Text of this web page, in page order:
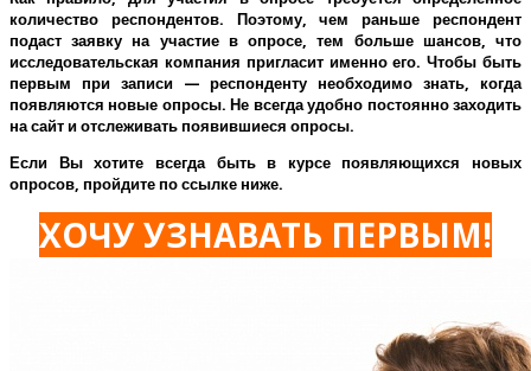
количество респондентов. Поэтому, чем раньше респондент
подаст заявку на участие в опросе, тем больше шансов, что
исследовательская компания пригласит именно его.Чтобы быть
первым при записи — респонденту необходимо знать, когда
появляются новые опросы. Не всегда удобно постоянно заходить
на сайт и отслеживать появившиеся опросы.
Если Вы хотите всегда быть в курсе появляющихся новых
опросов, пройдите по ссылке ниже.
ХОЧУ УЗНАВАТЬ ПЕРВЫМ!